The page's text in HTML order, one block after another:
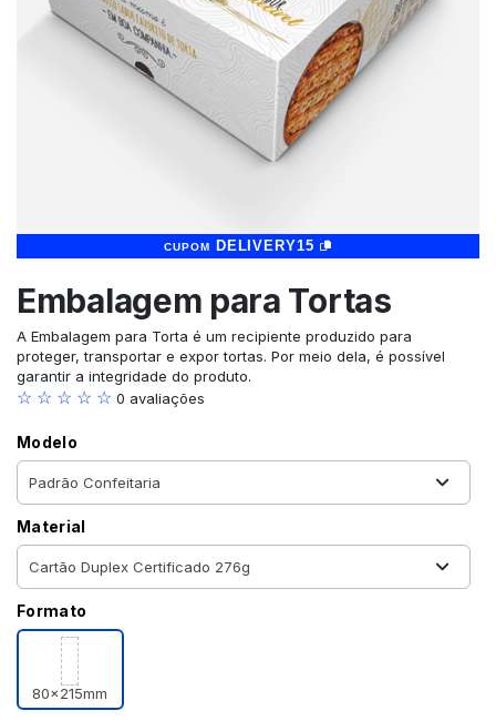
CUPOM DELIVERY15
Embalagem para Tortas
A Embalagem para Torta é um recipiente produzido para
proteger, transportar e expor tortas. Por meio dela, é possível
garantir a integridade do produto.
☆ ☆ ☆ ☆ ☆ 0 avaliações
Modelo
Material
Formato
80x215mm